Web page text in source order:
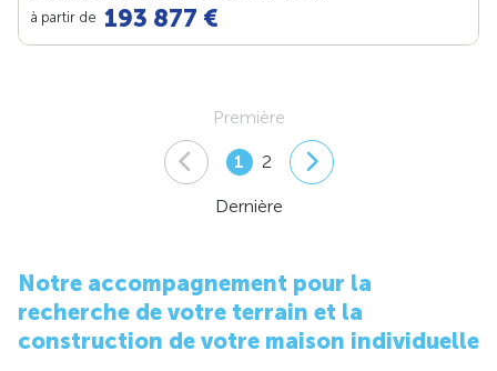
à partir de 193 877 €
Première
1 2
Dernière
Notre accompagnement pour la
recherche de votre terrain et la
construction de votre maison individuelle